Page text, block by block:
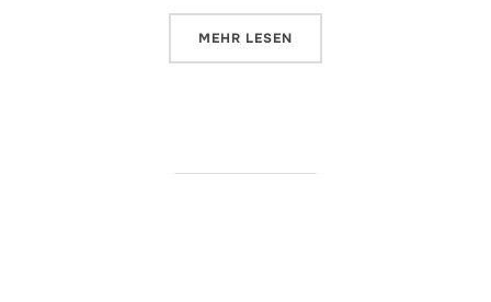
MEHR ÜBER „SOCIAL-MEDIA-
LESEN